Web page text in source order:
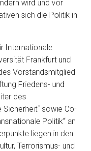
wird und vor
sich die Politik in
Internationale
Frankfurt und
Vorstandsmitglied
Friedens- und
des
sowie Co-
Politik“ an
liegen in den
Terrorismus- und